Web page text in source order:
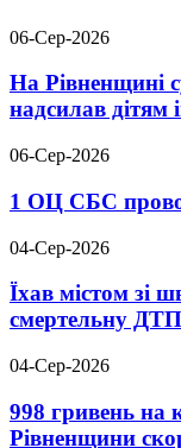
06-Сер-2026
На Рівненщині
надсилав дітям
06-Сер-2026
1 ОЦ СБС
04-Сер-2026
Їхав містом зі
смертельну
04-Сер-2026
998 гривень на
Рівненщини